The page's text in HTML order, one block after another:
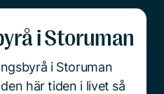
i Storuman
i Storuman
här tiden i livet så